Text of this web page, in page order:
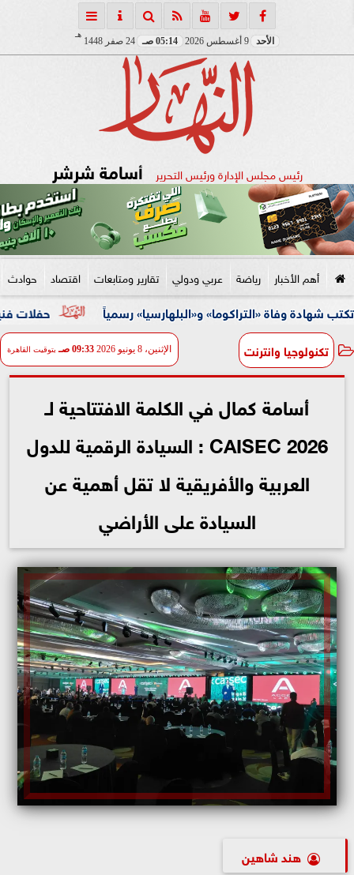
الأحد 05:14 صـ 24 صفر 1448
هـ
رئيس مجلس الإدارة ورئيس التحرير أسامة شرشر
أهم الأخبار رياضة عربي ودولي تقارير ومتابعات اقتصاد حوادث
حفلات فنية وأنشطة «التراكوما» و«البلهارسيا» رسمياً
تكنولوجيا وانترنت الإثنين، 8 يونيو 2026 09:33 صـ بتوقيت القاهرة
أسامة كمال في الكلمة الافتتاحية لـ
CAISEC 2026 : السيادة الرقمية للدول
العربية والأفريقية لا تقل أهمية عن
السيادة على الأراضي
هند شاهين